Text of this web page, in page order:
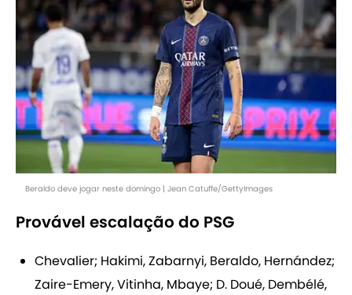
Beraldo deve jogar neste domingo | Jean Catuffe/GettyImages
Provável escalação do PSG
Chevalier; Hakimi, Zabarnyi, Beraldo, Hernández;
Zaire-Emery, Vitinha, Mbaye; D. Doué, Dembélé,